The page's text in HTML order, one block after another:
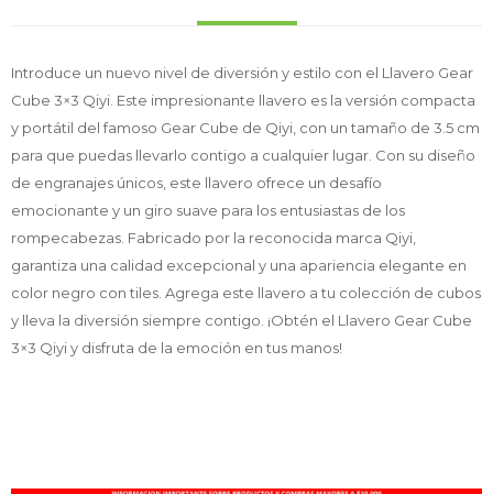
Introduce un nuevo nivel de diversión y estilo con el Llavero Gear
Cube 3×3 Qiyi. Este impresionante llavero es la versión compacta
y portátil del famoso Gear Cube de Qiyi, con un tamaño de 3.5 cm
para que puedas llevarlo contigo a cualquier lugar. Con su diseño
de engranajes únicos, este llavero ofrece un desafío
emocionante y un giro suave para los entusiastas de los
rompecabezas. Fabricado por la reconocida marca Qiyi,
garantiza una calidad excepcional y una apariencia elegante en
color negro con tiles. Agrega este llavero a tu colección de cubos
y lleva la diversión siempre contigo. ¡Obtén el Llavero Gear Cube
3×3 Qiyi y disfruta de la emoción en tus manos!